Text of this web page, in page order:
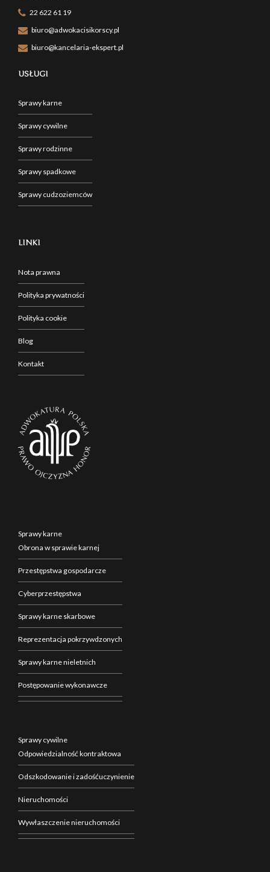
22 622 61 19
biuro@adwokacisikorscy.pl
biuro@kancelaria-ekspert.pl
USŁUGI
Sprawy karne
Sprawy cywilne
Sprawy rodzinne
Sprawy spadkowe
Sprawy cudzoziemców
LINKI
Nota prawna
Polityka prywatności
Polityka cookie
Blog
Kontakt
Sprawy karne
Obrona w sprawie karnej
Przestępstwa gospodarcze
Cyberprzestępstwa
Sprawy karne skarbowe
Reprezentacja pokrzywdzonych
Sprawy karne nieletnich
Postępowanie wykonawcze
Sprawy cywilne
Odpowiedzialność kontraktowa
Odszkodowanie i zadośćuczynienie
Nieruchomości
Wywłaszczenie nieruchomości